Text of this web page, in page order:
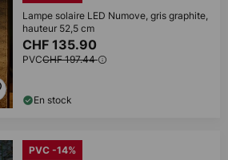
Lampe solaire LED Numove, gris graphite,
hauteur 52,5 cm
CHF 135.90
PVCCHF 197.44
En stock
PVC -14%